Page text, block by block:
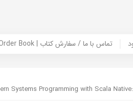
Contact Us / Order Book | تماس با ما / سفارش کتاب
Systems Programming with Scala